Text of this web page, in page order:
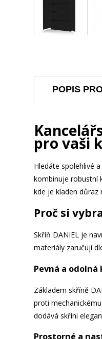
POPIS
pro vaši
Hledáte spolehlivé
kombinuje robustní
kde je kladen důraz
Proč si
Skříň DANIEL je
materiály zaručují
Pevná a
Základem skříně
proti
dodává skříni
Prostorné a